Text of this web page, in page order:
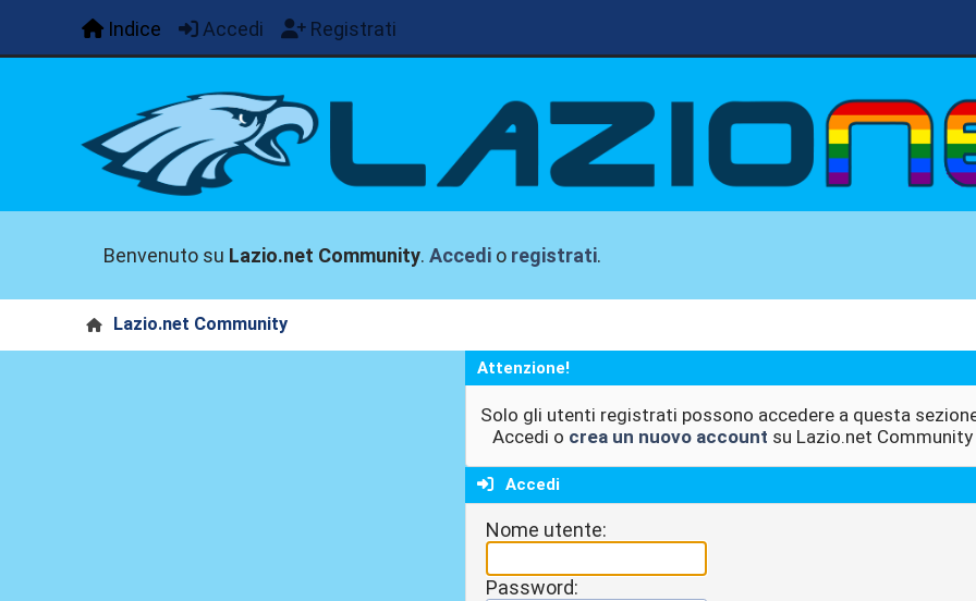
Indice Accedi Registrati
Benvenuto su Lazio.net Community.Accedi o registrati.
Lazio.net Community
Attenzione!
Solo gli utenti registrati possono accedere a questa
Accedi o crea un nuovo account su Lazio.net Community
Accedi
Nome utente:
Password: